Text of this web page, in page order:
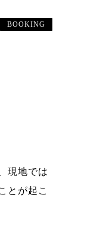
BOOKING
現地では
とが起こ